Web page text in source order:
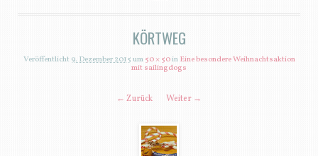
ZUM INHALT SPRINGEN
KÖRTWEG
Veröffentlicht 9. Dezember 2015um50 × 50inEine besondere Weihnachtsaktion
mit sailingdogs
← Zurück Weiter →